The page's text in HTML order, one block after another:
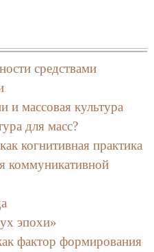
средствами
массовая культура
для масс?
когнитивная практика
коммуникативной
эпохи»
фактор формирования